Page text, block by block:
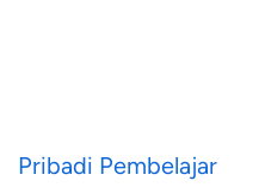
Navigasi
Pribadi Pembelajar